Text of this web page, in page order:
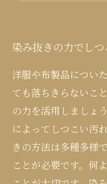
染み抜きの力でし
洋服や布製品につい
ても落ちきらないこ
の力を活用しましょ
によってしつこい汚
きの方法は多種多様
ことが必要です。何